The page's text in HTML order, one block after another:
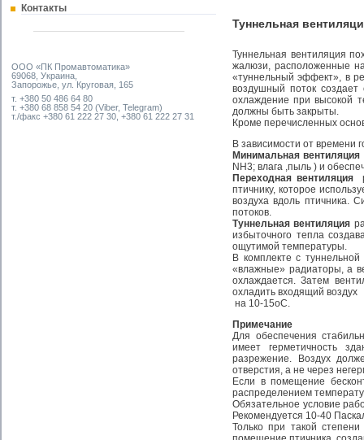
Контакты
ООО «ПК Промавтоматика»
69068, Украина,
Запорожье, ул. Круговая, 165
т. +380 50 486 64 80
т. +380 68 858 54 20 (Viber, Telegram)
т./факс +380 61 222 27 30, +380 61 222 27 31
Туннельная
Туннельная вентиляция
жалюзи, расположенные
«туннельный эффект», в
воздушный поток
охлаждение при высокой
должны быть закрыты.
Кроме перечисленных
В зависимости от времени
Минимальная вентиляция
NH3; влага ,пыль ) и
Переходная вентиляция
птичнику, которое
воздуха вдоль птичника.
потоков.
Туннельная вентиляция
избыточного тепла
ощутимой температуры.
В комплекте с
«влажные» радиаторы, а
охлаждается. Затем
охладить входящий воздух
на 10-15оС.
Примечание
Для обеспечения
имеет герметичность
разрежение. Воздух
отверстия, а не через
Если в помещение
распределением
Обязательное условие
Рекомендуется 10-40
Только при такой